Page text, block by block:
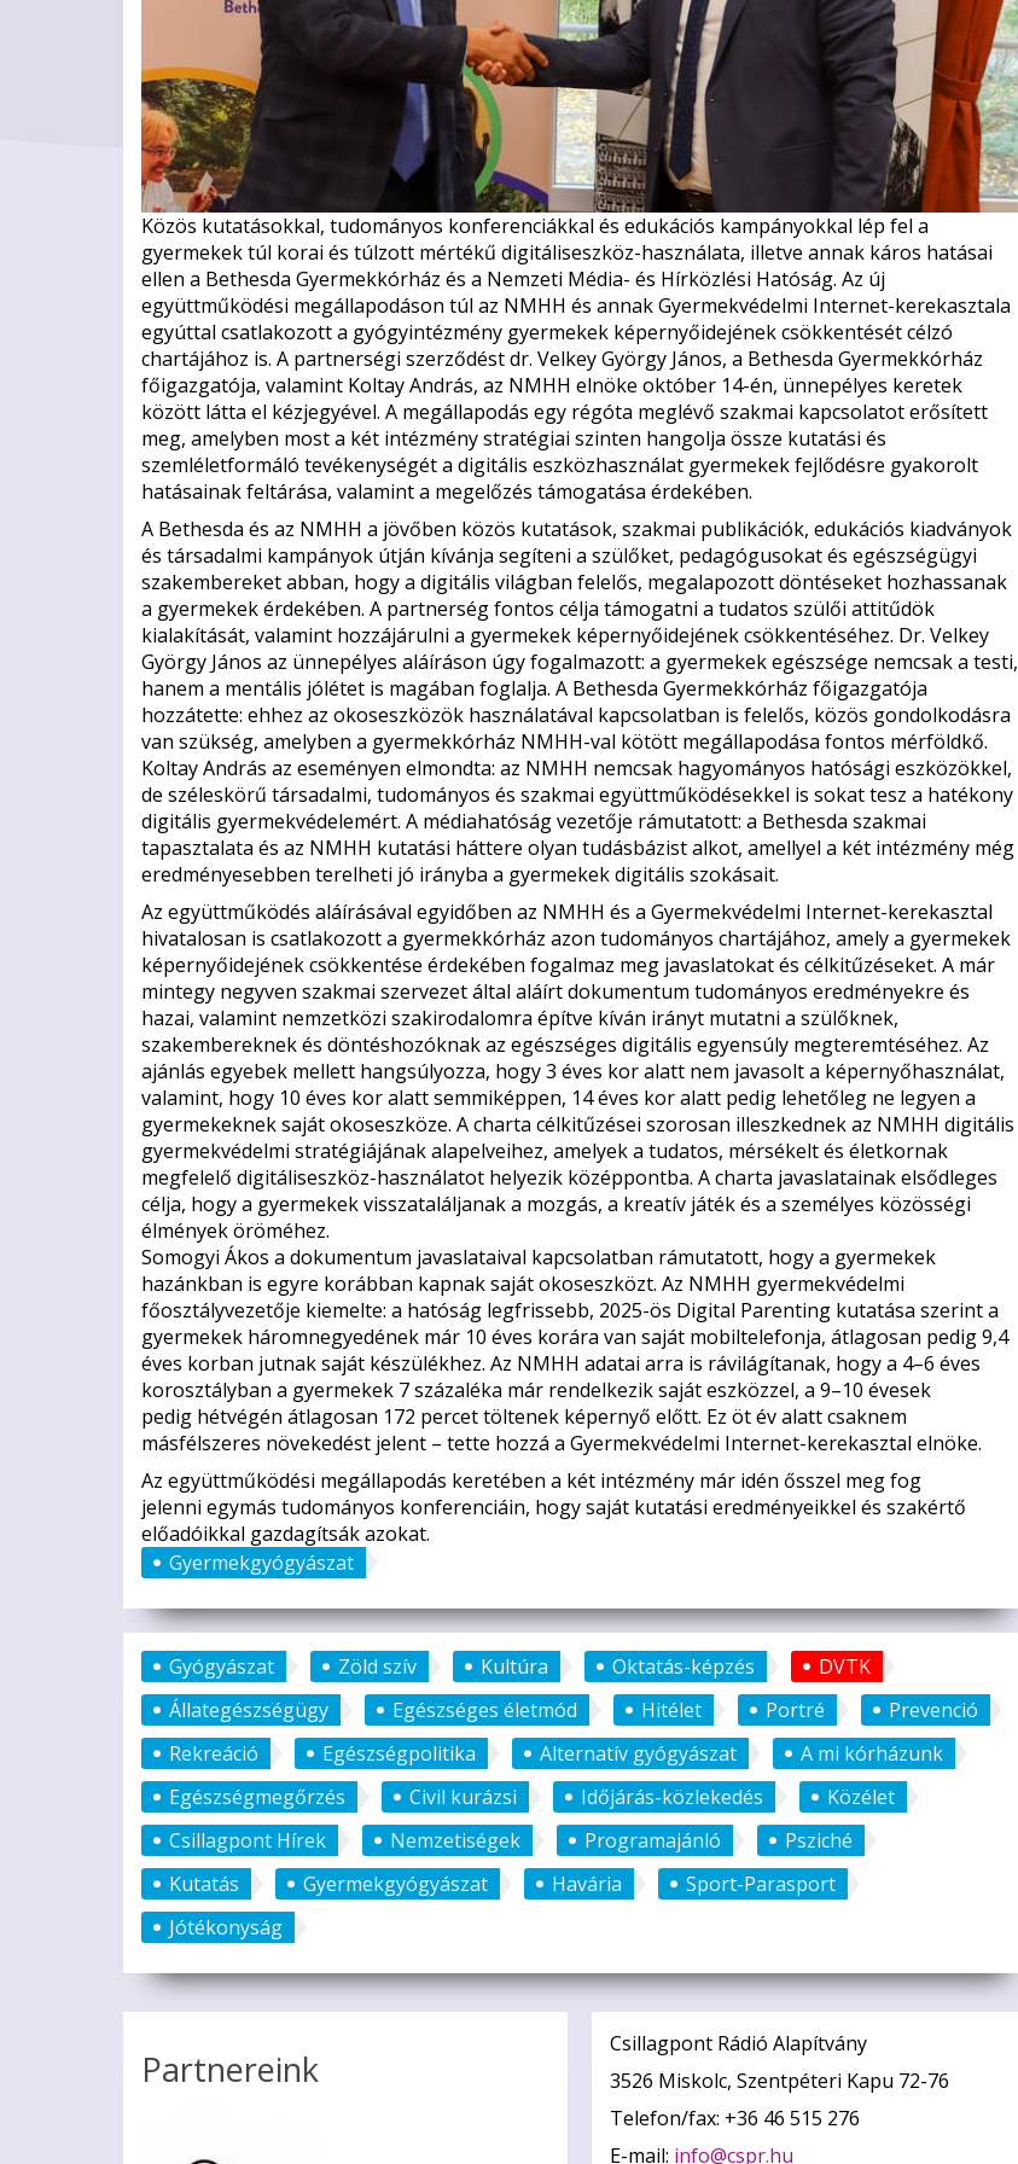
Közös kutatásokkal, tudományos konferenciákkal és edukációs kampányokkal lép fel a
gyermekek túl korai és túlzott mértékű digitáliseszköz-használata, illetve annak káros hatásai
ellen a Bethesda Gyermekkórház és a Nemzeti Média- és Hírközlési Hatóság. Az új
együttműködési megállapodáson túl az NMHH és annak Gyermekvédelmi Internet-kerekasztala
egyúttal csatlakozott a gyógyintézmény gyermekek képernyőidejének csökkentését célzó
chartájához is. A partnerségi szerződést dr. Velkey György János, a Bethesda Gyermekkórház
főigazgatója, valamint Koltay András, az NMHH elnöke október 14-én, ünnepélyes keretek
között látta el kézjegyével. A megállapodás egy régóta meglévő szakmai kapcsolatot erősített
meg, amelyben most a két intézmény stratégiai szinten hangolja össze kutatási és
szemléletformáló tevékenységét a digitális eszközhasználat gyermekek fejlődésre gyakorolt
hatásainak feltárása, valamint a megelőzés támogatása érdekében.
A Bethesda és az NMHH a jövőben közös kutatások, szakmai publikációk, edukációs kiadványok
és társadalmi kampányok útján kívánja segíteni a szülőket, pedagógusokat és egészségügyi
szakembereket abban, hogy a digitális világban felelős, megalapozott döntéseket hozhassanak
a gyermekek érdekében. A partnerség fontos célja támogatni a tudatos szülői attitűdök
kialakítását, valamint hozzájárulni a gyermekek képernyőidejének csökkentéséhez. Dr. Velkey
György János az ünnepélyes aláíráson úgy fogalmazott: a gyermekek egészsége nemcsak a testi,
hanem a mentális jólétet is magában foglalja. A Bethesda Gyermekkórház főigazgatója
hozzátette: ehhez az okoseszközök használatával kapcsolatban is felelős, közös gondolkodásra
van szükség, amelyben a gyermekkórház NMHH-val kötött megállapodása fontos mérföldkő.
Koltay András az eseményen elmondta: az NMHH nemcsak hagyományos hatósági eszközökkel,
de széleskörű társadalmi, tudományos és szakmai együttműködésekkel is sokat tesz a hatékony
digitális gyermekvédelemért. A médiahatóság vezetője rámutatott: a Bethesda szakmai
tapasztalata és az NMHH kutatási háttere olyan tudásbázist alkot, amellyel a két intézmény még
eredményesebben terelheti jó irányba a gyermekek digitális szokásait.
Az együttműködés aláírásával egyidőben az NMHH és a Gyermekvédelmi Internet-kerekasztal
hivatalosan is csatlakozott a gyermekkórház azon tudományos chartájához, amely a gyermekek
képernyőidejének csökkentése érdekében fogalmaz meg javaslatokat és célkitűzéseket. A már
mintegy negyven szakmai szervezet által aláírt dokumentum tudományos eredményekre és
hazai, valamint nemzetközi szakirodalomra építve kíván irányt mutatni a szülőknek,
szakembereknek és döntéshozóknak az egészséges digitális egyensúly megteremtéséhez. Az
ajánlás egyebek mellett hangsúlyozza, hogy 3 éves kor alatt nem javasolt a képernyőhasználat,
valamint, hogy 10 éves kor alatt semmiképpen, 14 éves kor alatt pedig lehetőleg ne legyen a
gyermekeknek saját okoseszköze. A charta célkitűzései szorosan illeszkednek az NMHH digitális
gyermekvédelmi stratégiájának alapelveihez, amelyek a tudatos, mérsékelt és életkornak
megfelelő digitáliseszköz-használatot helyezik középpontba. A charta javaslatainak elsődleges
célja, hogy a gyermekek visszataláljanak a mozgás, a kreatív játék és a személyes közösségi
élmények öröméhez.
Somogyi Ákos a dokumentum javaslataival kapcsolatban rámutatott, hogy a gyermekek
hazánkban is egyre korábban kapnak saját okoseszközt. Az NMHH gyermekvédelmi
főosztályvezetője kiemelte: a hatóság legfrissebb, 2025-ös Digital Parenting kutatása szerint a
gyermekek háromnegyedének már 10 éves korára van saját mobiltelefonja, átlagosan pedig 9,4
éves korban jutnak saját készülékhez. Az NMHH adatai arra is rávilágítanak, hogy a 4–6 éves
korosztályban a gyermekek 7 százaléka már rendelkezik saját eszközzel, a 9–10 évesek
pedig hétvégén átlagosan 172 percet töltenek képernyő előtt. Ez öt év alatt csaknem
másfélszeres növekedést jelent – tette hozzá a Gyermekvédelmi Internet-kerekasztal elnöke.
Az együttműködési megállapodás keretében a két intézmény már idén ősszel meg fog
jelenni egymás tudományos konferenciáin, hogy saját kutatási eredményeikkel és szakértő
előadóikkal gazdagítsák azokat.
Gyermekgyógyászat
Gyógyászat Zöld szív Kultúra Oktatás-képzés
DVTK
Állategészségügy
Egészséges életmód Hitélet Portré
Prevenció
Rekreáció
Egészségpolitika Alternatív gyógyászat
A mi kórházunk
Egészségmegőrzés
Civil kurázsi Időjárás-közlekedés
Közélet
Csillagpont Hírek
Nemzetiségek Programajánló
Psziché
Kutatás
Gyermekgyógyászat Havária
Sport-Parasport
Jótékonyság
Partnereink
Csillagpont Rádió Alapítvány
3526 Miskolc, Szentpéteri Kapu 72-76
Telefon/fax: +36 46 515 276
E-mail: info@cspr.hu